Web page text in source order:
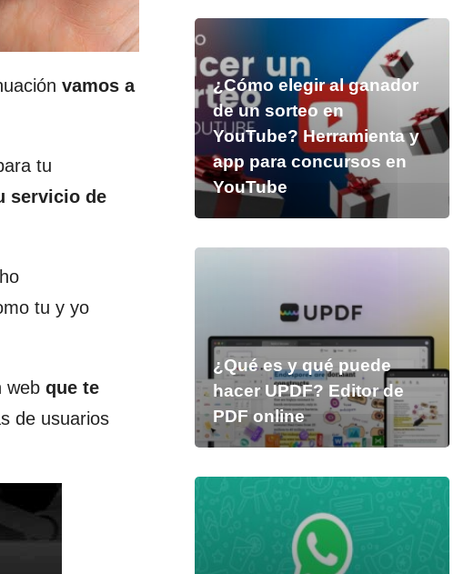
vamos a
tu
servicio de
tu y yo
web que te
de usuarios
¿Cómo elegir al ganador
de un sorteo en
YouTube? Herramienta y
app para concursos en
YouTube
¿Qué es y qué puede
hacer UPDF? Editor de
PDF online